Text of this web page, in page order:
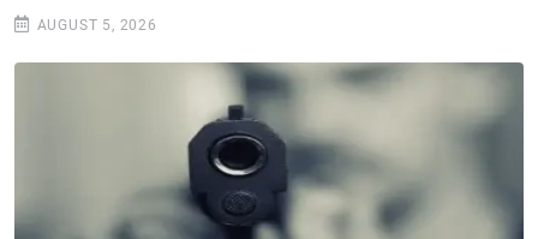
AUGUST 5, 2026